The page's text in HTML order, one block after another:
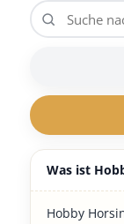
Was ist
Hobby